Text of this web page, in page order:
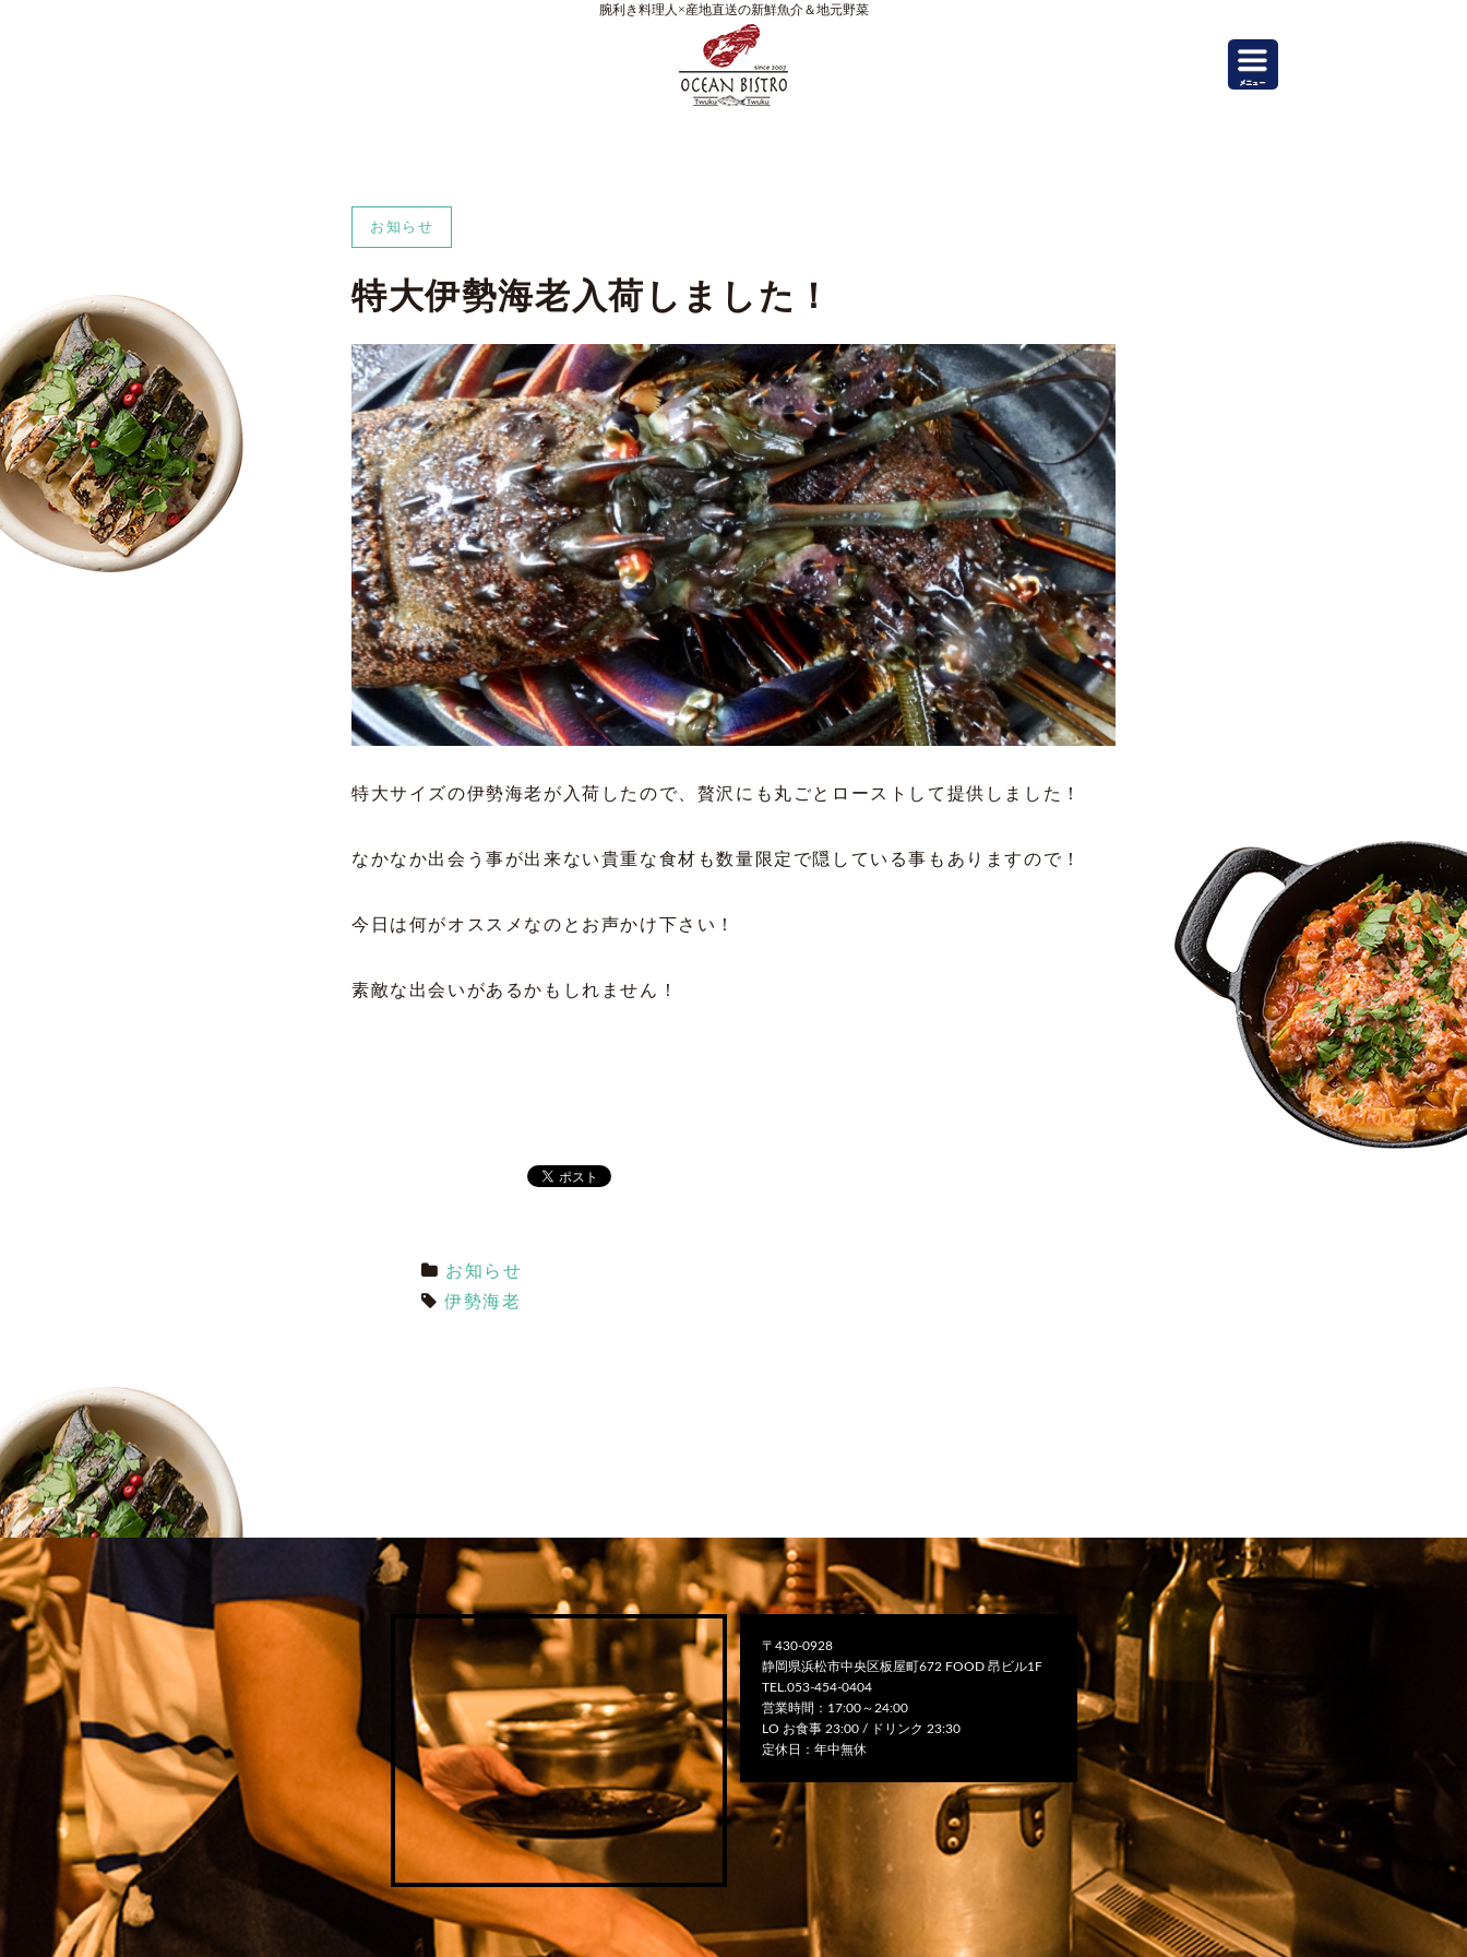
腕利き料理人×産地直送の新鮮魚介＆地元野菜
お知らせ
特大伊勢海老入荷しました！
特大サイズの伊勢海老が入荷したので、贅沢にも丸ごとローストして提供しました！
なかなか出会う事が出来ない貴重な食材も数量限定で隠している事もありますので！
今日は何がオススメなのとお声かけ下さい！
素敵な出会いがあるかもしれません！
お知らせ
伊勢海老
〒430-0928
静岡県浜松市中央区板屋町672 FOOD 昂ビル1F
TEL.053-454-0404
営業時間：17:00～24:00
LO お食事 23:00 / ドリンク 23:30
定休日：年中無休